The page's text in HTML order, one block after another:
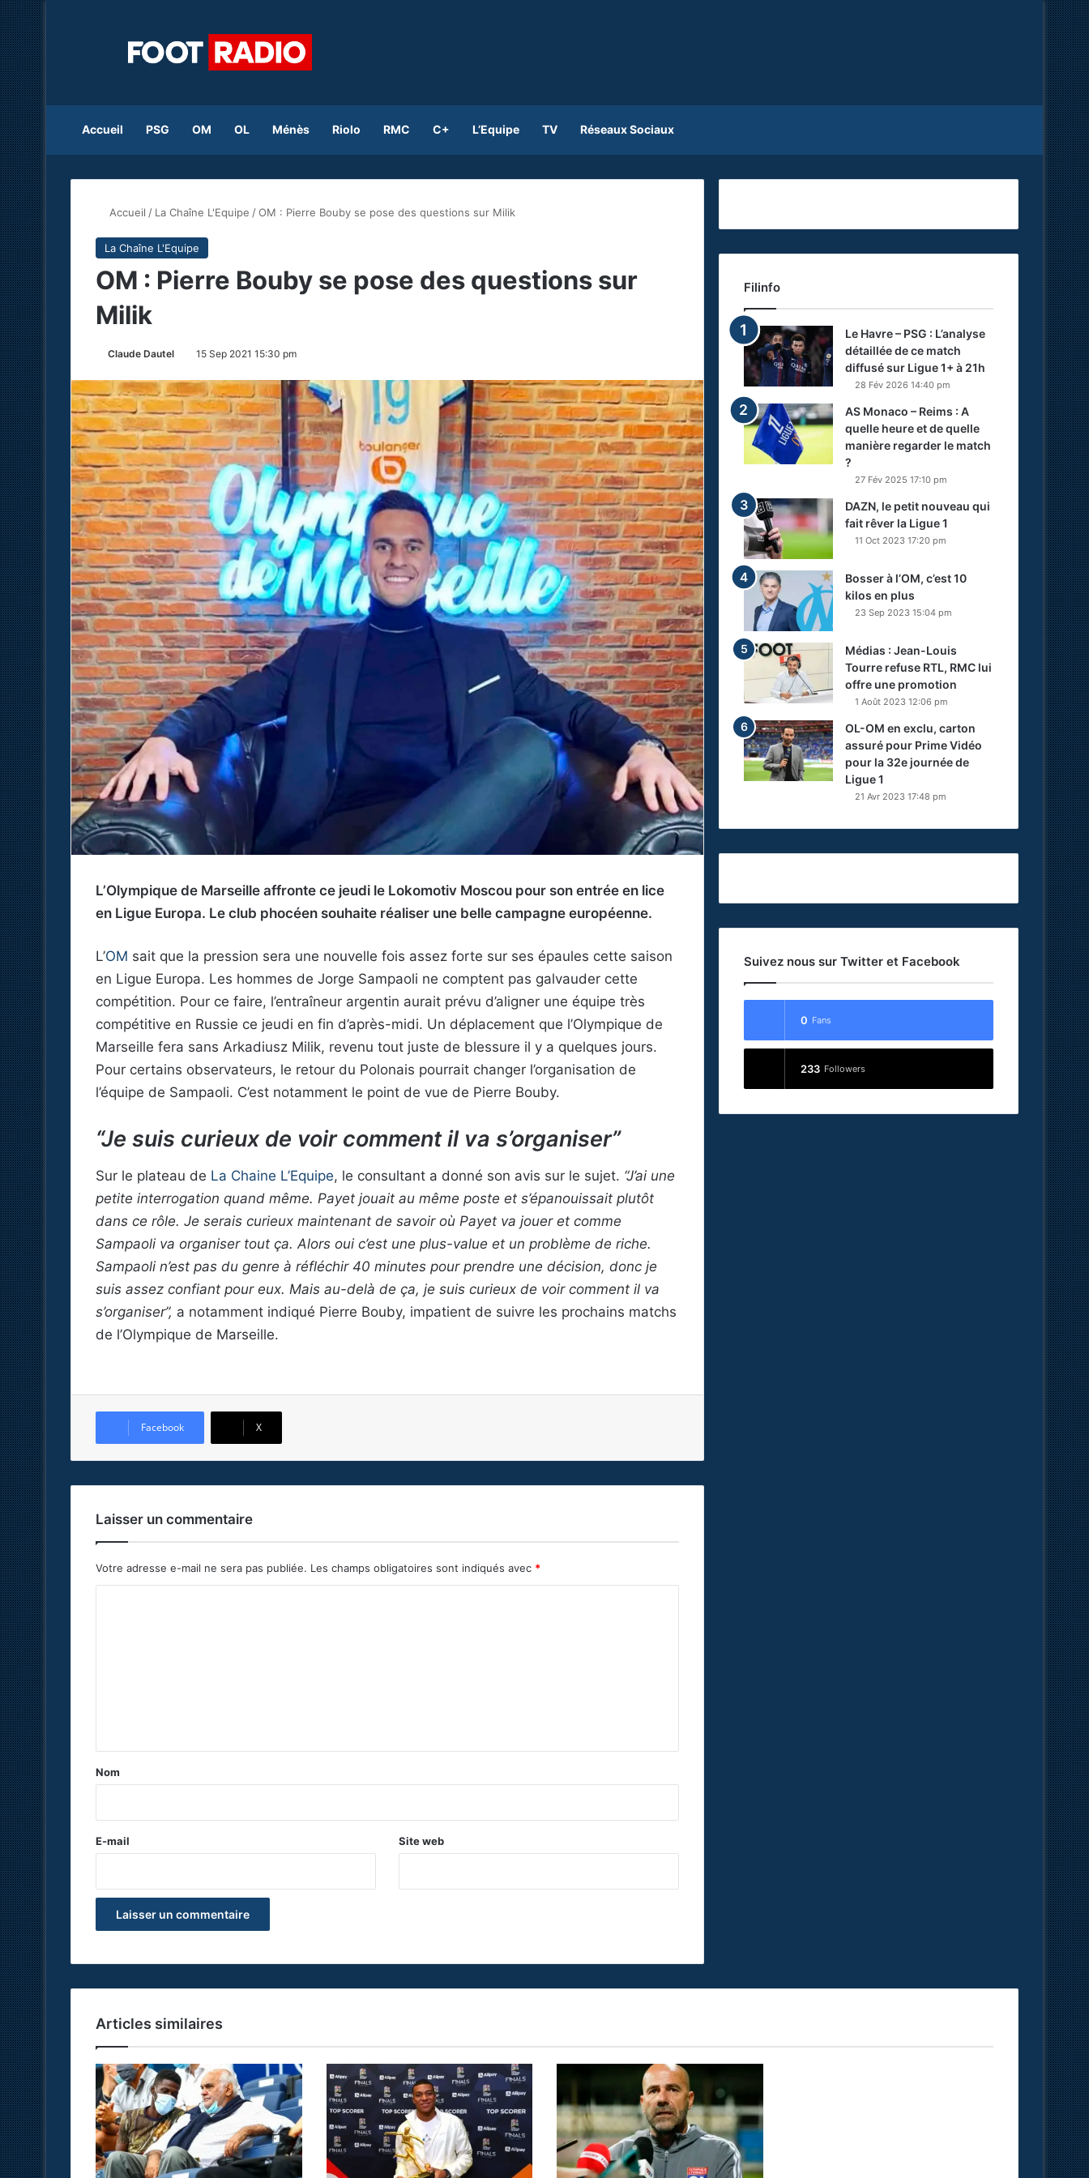
Accueil PSG OM OL Ménès Riolo RMC C+ L’Equipe TV Réseaux Sociaux
Accueil / La Chaîne L'Equipe /OM : Pierre Bouby se pose des questions sur Milik
La Chaîne L'Equipe
OM : Pierre Bouby se pose des questions sur
Milik
Claude Dautel 15 Sep 2021 15:30 pm
L’Olympique de Marseille affronte ce jeudi le Lokomotiv Moscou pour son entrée en lice
en Ligue Europa. Le club phocéen souhaite réaliser une belle campagne européenne.
L’OM sait que la pression sera une nouvelle fois assez forte sur ses épaules cette saison
en Ligue Europa. Les hommes de Jorge Sampaoli ne comptent pas galvauder cette
compétition. Pour ce faire, l’entraîneur argentin aurait prévu d’aligner une équipe très
compétitive en Russie ce jeudi en fin d’après-midi. Un déplacement que l’Olympique de
Marseille fera sans Arkadiusz Milik, revenu tout juste de blessure il y a quelques jours.
Pour certains observateurs, le retour du Polonais pourrait changer l’organisation de
l’équipe de Sampaoli. C’est notamment le point de vue de Pierre Bouby.
“Je suis curieux de voir comment il va s’organiser”
Sur le plateau de La Chaine L’Equipe, le consultant a donné son avis sur le sujet. “J’ai une
petite interrogation quand même. Payet jouait au même poste et s’épanouissait plutôt
dans ce rôle. Je serais curieux maintenant de savoir où Payet va jouer et comme
Sampaoli va organiser tout ça. Alors oui c’est une plus-value et un problème de riche.
Sampaoli n’est pas du genre à réfléchir 40 minutes pour prendre une décision, donc je
suis assez confiant pour eux. Mais au-delà de ça, je suis curieux de voir comment il va
s’organiser”, a notamment indiqué Pierre Bouby, impatient de suivre les prochains matchs
de l’Olympique de Marseille.
Facebook X
Laisser un commentaire
Votre adresse e-mail ne sera pas publiée. Les champs obligatoires sont indiqués avec *
a
e
Nom
E-mail Site web
Filinfo
Le Havre – PSG : L’analyse
détaillée de ce match
diffusé sur Ligue 1+ à 21h
28 Fév 2026 14:40 pm
AS Monaco – Reims : A
quelle heure et de quelle
manière regarder le match
?
27 Fév 2025 17:10 pm
DAZN, le petit nouveau qui
fait rêver la Ligue 1
11 Oct 2023 17:20 pm
Bosser à l’OM, c’est 10
kilos en plus
23 Sep 2023 15:04 pm
Médias : Jean-Louis
Tourre refuse RTL, RMC lui
offre une promotion
1 Août 2023 12:06 pm
OL-OM en exclu, carton
assuré pour Prime Vidéo
pour la 32e journée de
Ligue 1
21 Avr 2023 17:48 pm
Suivez nous sur Twitter et Facebook
0 Fans
233 Followers
Articles similaires